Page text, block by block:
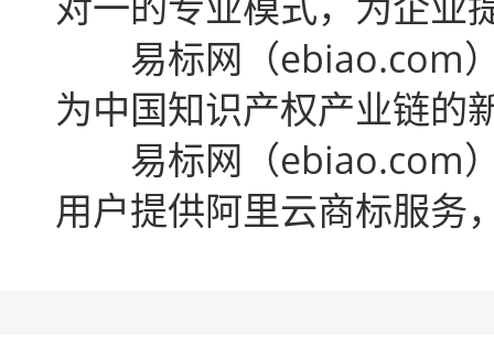
易标网（ebiao.com
为中国知识产权产业链的
易标网 （ebiao.com
用户提供阿里云商标服务